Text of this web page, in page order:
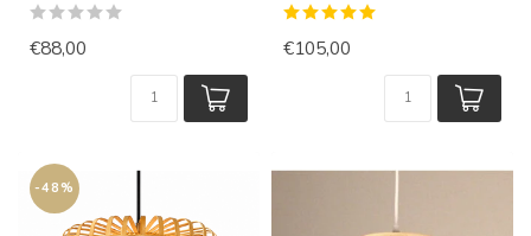
€88,00 €105,00
-48%